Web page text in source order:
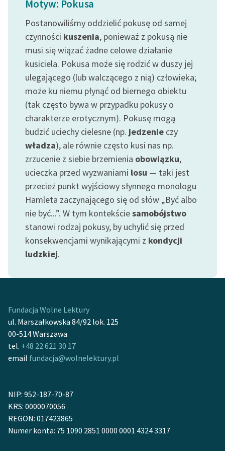
Ręce pełne poezji
Kolekcje edukacyjne
twórców przechodzących
do domeny publicznej,
lektur szkolnych oraz
Starego Testamentu
Odkurzamy bohaterów
Szkoła Poezji Wolnych
O nas
O projekcie
Zespół
Zasady wykorzystania
Materiały promocyjne
Polityka prywatności
Regulamin biblioteki
Regulamin darowizn
Informacja o treściach
wrażliwych
Motyw: Pokusa
Postanowiliśmy oddzielić pokusę od samej
czynności kuszenia, ponieważ z pokusą nie
musi się wiązać żadne celowe działanie
kusiciela. Pokusa może się rodzić w duszy jej
ulegającego (lub walczącego z nią) człowieka;
może ku niemu płynąć od biernego obiektu
(tak często bywa w przypadku pokusy o
charakterze erotycznym). Pokusę mogą
budzić uciechy cielesne (np. jedzenie czy
władza), ale równie często kusi nas np.
zrzucenie z siebie brzemienia obowiązku,
ucieczka przed wyzwaniami losu — taki jest
przecież punkt wyjściowy słynnego monologu
Hamleta zaczynającego się od słów „Być albo
nie być...”. W tym kontekściesamobójstwo
stanowi rodzaj pokusy, by uchylić się przed
konsekwencjami wynikającymi z kondycji
ludzkiej.
Fundacja Wolne Lektury
ul. Marszałkowska 84/92 lok. 125
00-514 Warszawa
tel. +48 22 621 30 17
email fundacja@wolnelektury.pl
NIP: 952-187-70-87
KRS: 0000070056
REGON: 017423865
Numer konta: 75 1090 2851 0000 0001 4324 3317